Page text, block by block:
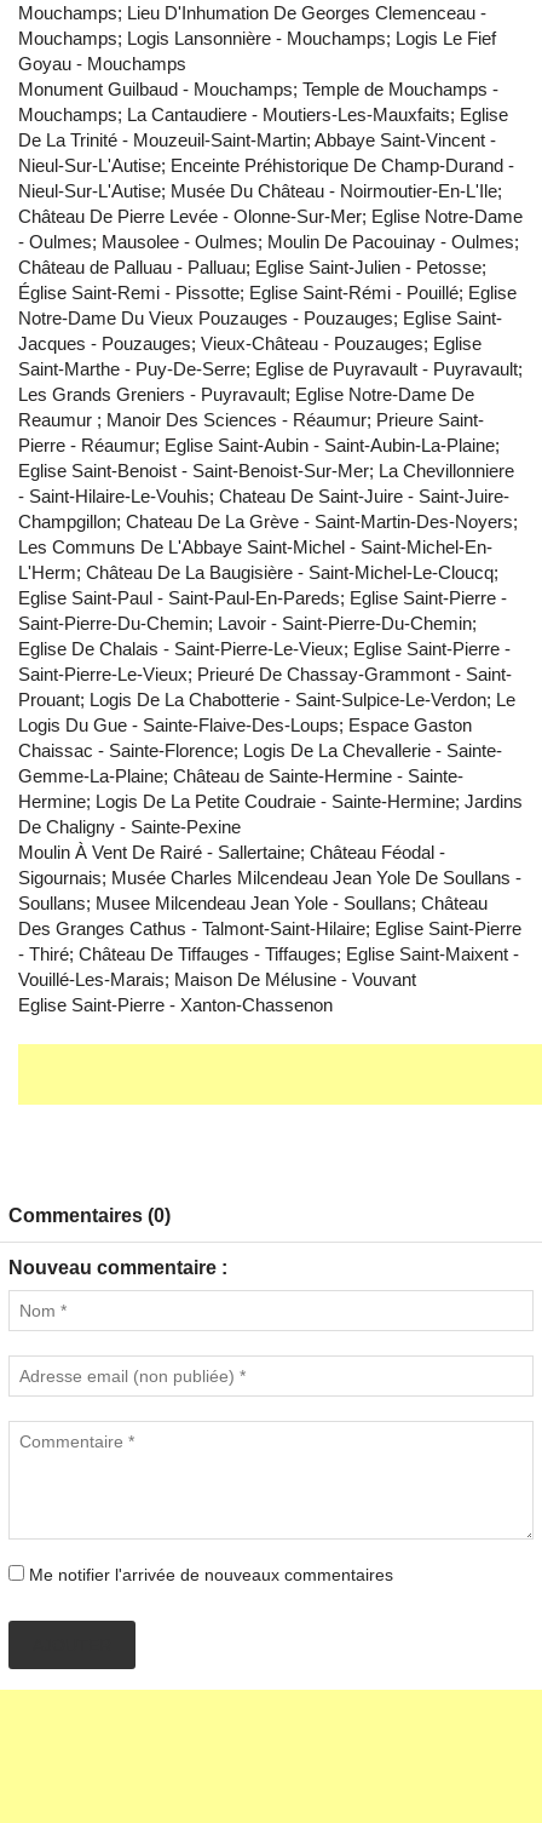
Mouchamps; Lieu D'Inhumation De Georges Clemenceau -
Mouchamps; Logis Lansonnière - Mouchamps; Logis Le Fief
Goyau - Mouchamps
Monument Guilbaud - Mouchamps; Temple de Mouchamps -
Mouchamps; La Cantaudiere - Moutiers-Les-Mauxfaits; Eglise
De La Trinité - Mouzeuil-Saint-Martin; Abbaye Saint-Vincent -
Nieul-Sur-L'Autise; Enceinte Préhistorique De Champ-Durand -
Nieul-Sur-L'Autise; Musée Du Château - Noirmoutier-En-L'Ile;
Château De Pierre Levée - Olonne-Sur-Mer; Eglise Notre-Dame
- Oulmes; Mausolee - Oulmes; Moulin De Pacouinay - Oulmes;
Château de Palluau - Palluau; Eglise Saint-Julien - Petosse;
Église Saint-Remi - Pissotte; Eglise Saint-Rémi - Pouillé; Eglise
Notre-Dame Du Vieux Pouzauges - Pouzauges; Eglise Saint-
Jacques - Pouzauges; Vieux-Château - Pouzauges; Eglise
Saint-Marthe - Puy-De-Serre; Eglise de Puyravault - Puyravault;
Les Grands Greniers - Puyravault; Eglise Notre-Dame De
Reaumur ; Manoir Des Sciences - Réaumur; Prieure Saint-
Pierre - Réaumur; Eglise Saint-Aubin - Saint-Aubin-La-Plaine;
Eglise Saint-Benoist - Saint-Benoist-Sur-Mer; La Chevillonniere
- Saint-Hilaire-Le-Vouhis; Chateau De Saint-Juire - Saint-Juire-
Champgillon; Chateau De La Grève - Saint-Martin-Des-Noyers;
Les Communs De L'Abbaye Saint-Michel - Saint-Michel-En-
L'Herm; Château De La Baugisière - Saint-Michel-Le-Cloucq;
Eglise Saint-Paul - Saint-Paul-En-Pareds; Eglise Saint-Pierre -
Saint-Pierre-Du-Chemin; Lavoir - Saint-Pierre-Du-Chemin;
Eglise De Chalais - Saint-Pierre-Le-Vieux; Eglise Saint-Pierre -
Saint-Pierre-Le-Vieux; Prieuré De Chassay-Grammont - Saint-
Prouant; Logis De La Chabotterie - Saint-Sulpice-Le-Verdon; Le
Logis Du Gue - Sainte-Flaive-Des-Loups; Espace Gaston
Chaissac - Sainte-Florence; Logis De La Chevallerie - Sainte-
Gemme-La-Plaine; Château de Sainte-Hermine - Sainte-
Hermine; Logis De La Petite Coudraie - Sainte-Hermine; Jardins
De Chaligny - Sainte-Pexine
Moulin À Vent De Rairé - Sallertaine; Château Féodal -
Sigournais; Musée Charles Milcendeau Jean Yole De Soullans -
Soullans; Musee Milcendeau Jean Yole - Soullans; Château
Des Granges Cathus - Talmont-Saint-Hilaire; Eglise Saint-Pierre
- Thiré; Château De Tiffauges - Tiffauges; Eglise Saint-Maixent -
Vouillé-Les-Marais; Maison De Mélusine - Vouvant
Eglise Saint-Pierre - Xanton-Chassenon
Commentaires (0)
Nouveau commentaire :
Me notifier l'arrivée de nouveaux commentaires